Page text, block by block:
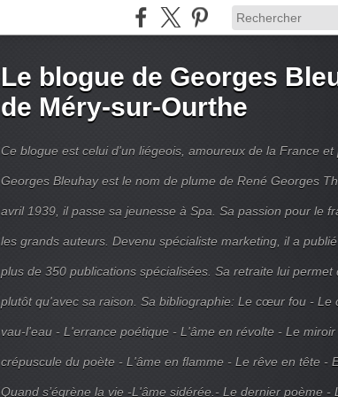
Le blogue de Georges
de Méry-sur-Ourthe
Ce blogue est celui d'un liégeois, amoureux de la France et
Georges Bleuhay est le nom de plume de René Georges
avril 1939, il passe sa jeunesse à Spa. Sa passion pour le
les grands auteurs. Devenu spécialiste marketing, il a
plus de 350 publications spécialisées. Sa retraite lui
plutôt qu'avec sa raison. Sa bibliographie: Le cœur fou -
vau-l'eau - L'errance poétique - L'âme en révolte - Le
crépuscule du poète - L'âme en flamme - Le rêve en tête -
Quand s’égrène la vie -L'âme sidérée.- Le dernier poème -